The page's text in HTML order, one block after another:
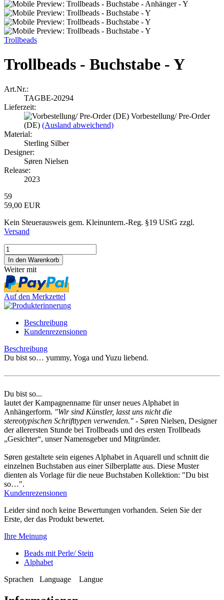
Trollbeads
Trollbeads - Buchstabe - Y
Art.Nr.:
TAGBE-20294
Lieferzeit:
Vorbestellung/ Pre-Order
(DE) (Ausland abweichend)
Material:
Sterling Silber
Designer:
Søren Nielsen
Release:
2023
59
59,00 EUR
Kein Steuerausweis gem. Kleinuntern.-Reg. §19 UStG zzgl.
Versand
Weiter mit
Auf den Merkzettel
Beschreibung
Kundenrezensionen
Beschreibung
Du bist so… yummy, Yoga und Yuzu liebend.
Du bist so...
lautet der Kampagnenname für unser neues Alphabet in
Anhängerform. "Wir sind Künstler, lasst uns nicht die
stereotypischen Schrifttypen verwenden." - Søren Nielsen, Designer
der allerersten Stunde bei Trollbeads und des ersten Trollbeads
„Gesichter“, unser Namensgeber und Mitgründer.
Søren gestaltete sein eigenes Alphabet in Aquarell und schnitt die
einzelnen Buchstaben aus einer Silberplatte aus. Diese Muster
dienten als Vorlage für die neue Buchstaben Kollektion: "Du bist
so…".
Kundenrezensionen
Leider sind noch keine Bewertungen vorhanden. Seien Sie der
Erste, der das Produkt bewertet.
Ihre Meinung
Beads mit Perle/ Stein
Alphabet
Sprachen
Language Langue